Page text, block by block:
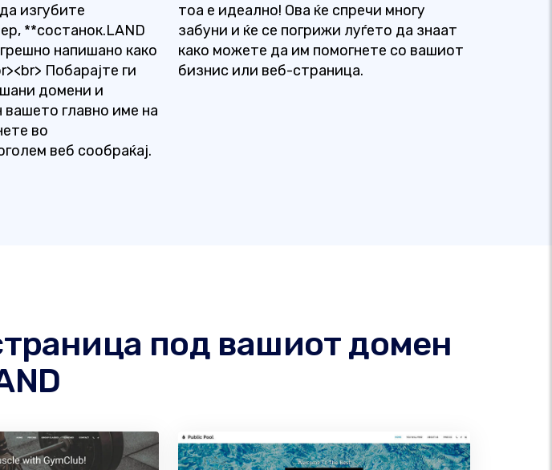
изгубите
**состанок.LAND
напишано како
Побарајте ги
домени и
вашето главно име на
во
веб сообраќај.
тоа е идеално! Ова ќе спречи многу
забуни и ќе се погрижи луѓето да знаат
како можете да им помогнете со вашиот
бизнис или веб-страница.
под вашиот домен